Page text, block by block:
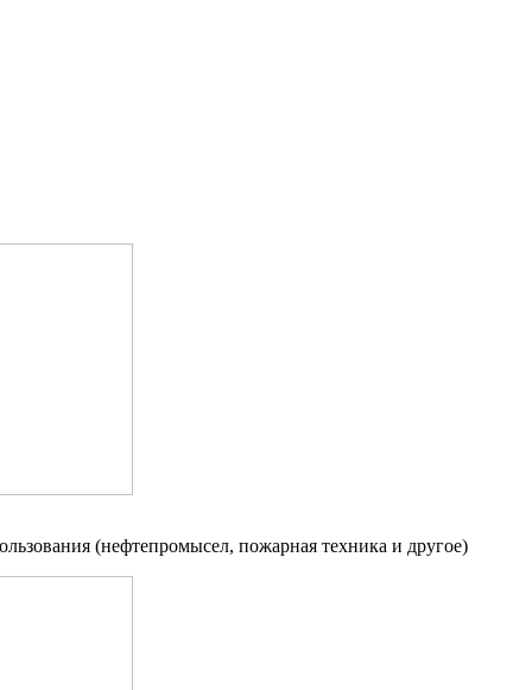
(нефтепромысел, пожарная техника и другое)